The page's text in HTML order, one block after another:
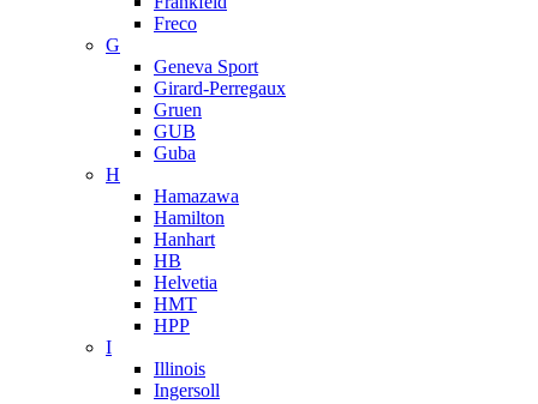
Freco
G
Geneva Sport
Girard-Perregaux
Gruen
GUB
Guba
H
Hamazawa
Hamilton
Hanhart
HB
Helvetia
HMT
HPP
I
Illinois
Ingersoll